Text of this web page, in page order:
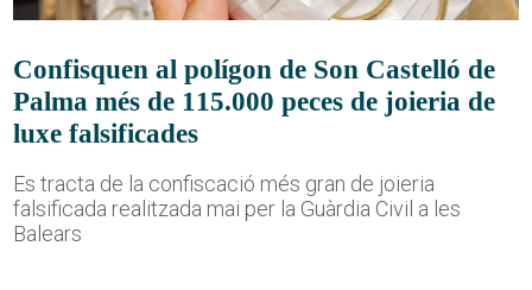
Confisquen al polígon de Son Castelló de
Palma més de 115.000 peces de joieria de
luxe falsificades
Es tracta de la confiscació més gran de joieria
falsificada realitzada mai per la Guàrdia Civil a les
Balears